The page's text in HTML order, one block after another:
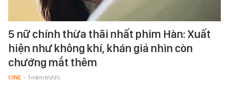
5 nữ chính thừa thãi nhất phim Hàn: Xuất
hiện như không khí, khán giả nhìn còn
chướng mắt thêm
CINE - 1 năm trước